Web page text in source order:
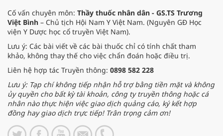
Cố vấn chuyên môn: Thầy thuốc nhân dân - GS.TS Trương
Việt Bình – Chủ tịch Hội Nam Y Việt Nam. (Nguyên GĐ Học
viện Y Dược học cổ truyền Việt Nam).
Lưu ý: Các bài viết về các bài thuốc chỉ có tính chất tham
khảo, không thay thế cho việc chẩn đoán hoặc điều trị.
Liên hệ hợp tác Truyền thông: 0898 582 228
Lưu ý: Tạp chí không tiếp nhận hỗ trợ bằng tiền mặt và không
ủy quyền cho bất kỳ tài khoản, công ty truyền thông hoặc cá
nhân nào thực hiện việc giao dịch quảng cáo, ký kết hợp
đồng hay giao dịch trực tiếp! Trân trọng cảm ơn!